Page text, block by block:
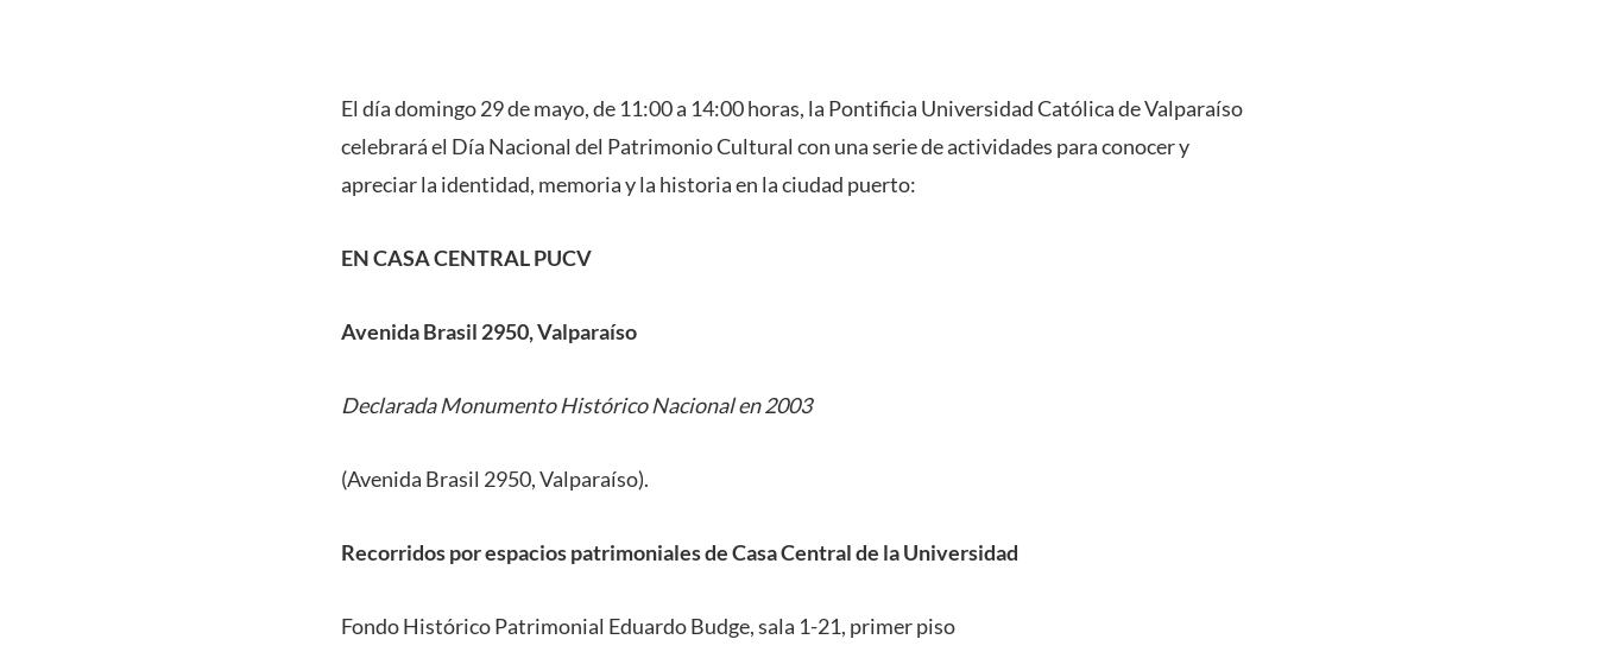
El día domingo 29 de mayo, de 11:00 a 14:00 horas, la Pontificia Universidad Católica de Valparaíso
celebrará el Día Nacional del Patrimonio Cultural con una serie de actividades para conocer y
apreciar la identidad, memoria y la historia en la ciudad puerto:
EN CASA CENTRAL PUCV
Avenida Brasil 2950, Valparaíso
Declarada Monumento Histórico Nacional en 2003
(Avenida Brasil 2950, Valparaíso).
Recorridos por espacios patrimoniales de Casa Central de la Universidad
Fondo Histórico Patrimonial Eduardo Budge, sala 1-21, primer piso